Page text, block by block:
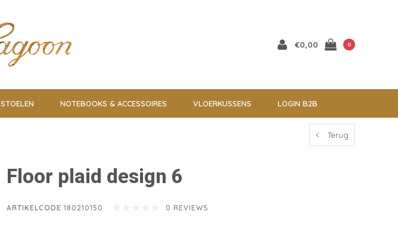
€0,00 0
STOELEN NOTEBOOKS & ACCESSOIRES VLOERKUSSENS LOGIN B2B
Terug
Floor plaid design 6
ARTIKELCODE 180210150 0 REVIEWS